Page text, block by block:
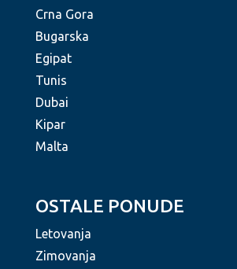
Crna Gora
Bugarska
Egipat
Tunis
Dubai
Kipar
Malta
OSTALE PONUDE
Letovanja
Zimovanja